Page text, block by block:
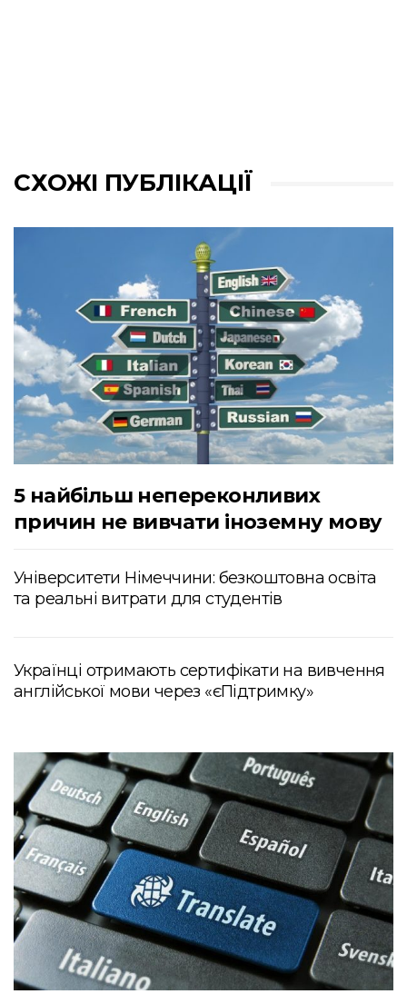
СХОЖІ ПУБЛІКАЦІЇ
5 найбільш непереконливих
причин не вивчати іноземну мову
Університети Німеччини: безкоштовна освіта
та реальні витрати для студентів
Українці отримають сертифікати на вивчення
англійської мови через «єПідтримку»